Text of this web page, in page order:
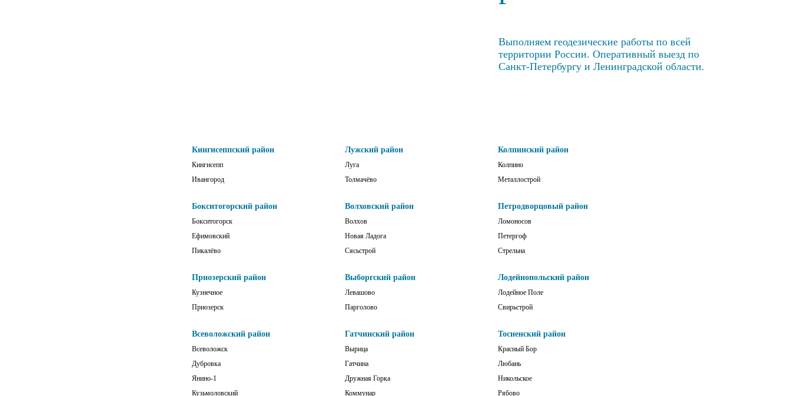
Выполняем геодезические работы по всей
территории России. Оперативный выезд по
Санкт-Петербургу и Ленинградской области.
Кингисеппский район
Кингисепп
Ивангород
Лужский район
Луга
Толмачёво
Колпинский район
Колпино
Металлострой
Бокситогорский район
Бокситогорск
Ефимовский
Пикалёво
Волховский район
Волхов
Новая Ладога
Сясьстрой
Петродворцовый район
Ломоносов
Петергоф
Стрельна
Приозерский район
Кузнечное
Приозерск
Выборгский район
Левашово
Парголово
Лодейнопольский район
Лодейное Поле
Свирьстрой
Всеволожский район
Всеволожск
Дубровка
Янино-1
Кузьмоловский
Гатчинский район
Вырица
Гатчина
Дружная Горка
Коммунар
Тосненский район
Красный Бор
Любань
Никольское
Рябово